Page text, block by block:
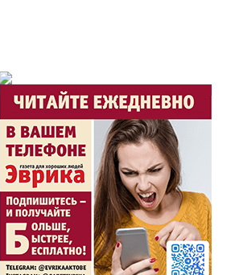
важная для зрителей ...
Скажем НЕТ
Жаңа әліпбиді бірге
Жаңа әліпбиді бірге
Латын әліпбиі -